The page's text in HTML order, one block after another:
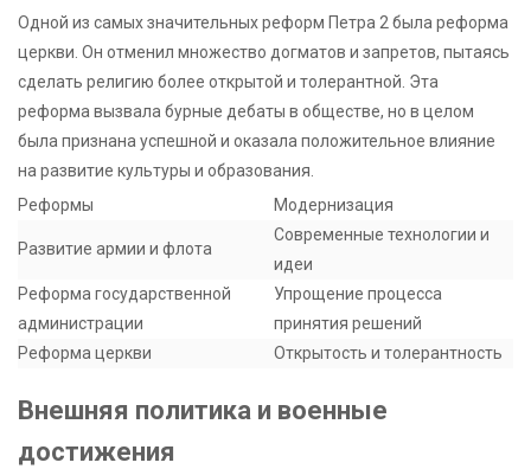
Одной из самых значительных реформ Петра 2 была реформа
церкви. Он отменил множество догматов и запретов, пытаясь
сделать религию более открытой и толерантной. Эта
реформа вызвала бурные дебаты в обществе, но в целом
была признана успешной и оказала положительное влияние
на развитие культуры и образования.
Реформы
Модернизация
Развитие армии и флота
Современные технологии и
идеи
Реформа государственной
администрации
Упрощение процесса
принятия решений
Реформа церкви
Открытость и толерантность
Внешняя политика и военные
достижения